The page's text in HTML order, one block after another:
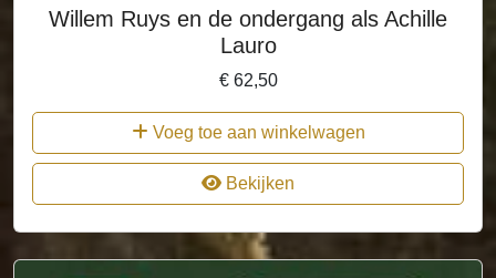
Willem Ruys en de ondergang als Achille
Lauro
€62,50
Voeg toe aan winkelwagen
Bekijken